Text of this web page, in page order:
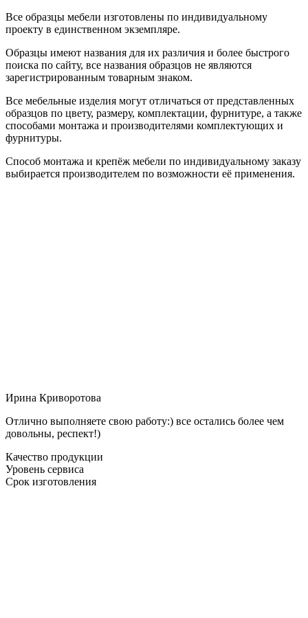
Все образцы мебели изготовлены по индивидуальному
проекту в единственном экземпляре.
Образцы имеют названия для их различия и более быстрого
поиска по сайту, все названия образцов не являются
зарегистрированным товарным знаком.
Все мебельные изделия могут отличаться от представленных
образцов по цвету, размеру, комплектации, фурнитуре, а также
способами монтажа и производителями комплектующих и
фурнитуры.
Способ монтажа и крепёж мебели по индивидуальному заказу
выбирается производителем по возможности её применения.
Ирина Криворотова
Отлично выполняете свою работу:) все остались более чем
довольны, респект!)
Качество продукции
Уровень сервиса
Срок изготовления